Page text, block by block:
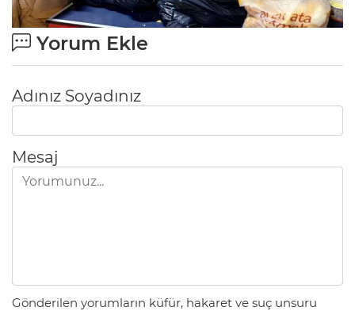
Yorum Ekle
Adınız Soyadınız
Mesaj
Gönderilen yorumların küfür, hakaret ve suç unsuru